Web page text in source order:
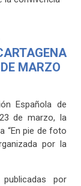
MARZO
Española de
de marzo, la
“En pie de foto
por la
por